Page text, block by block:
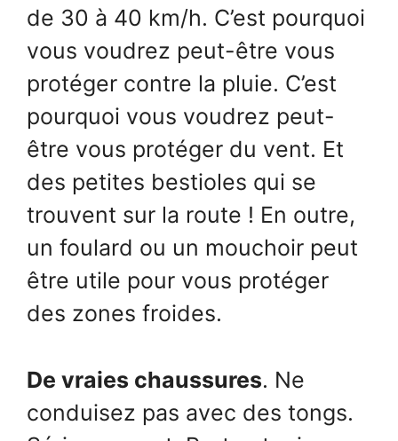
de 30 à 40 km/h. C’est pourquoi
vous voudrez peut-être vous
protéger contre la pluie. C’est
pourquoi vous voudrez peut-
être vous protéger du vent. Et
des petites bestioles qui se
trouvent sur la route ! En outre,
un foulard ou un mouchoir peut
être utile pour vous protéger
des zones froides.
De vraies chaussures. Ne
conduisez pas avec des tongs.